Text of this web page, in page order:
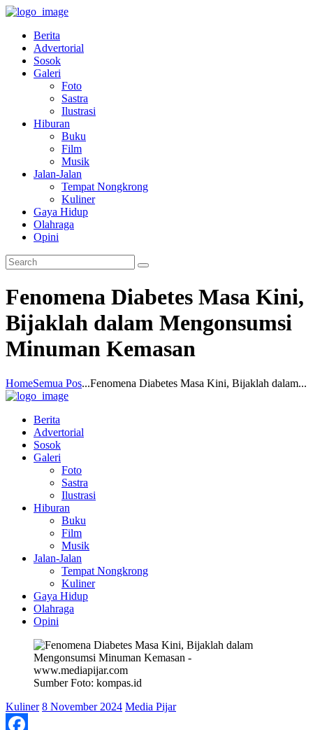
Berita
Advertorial
Sosok
Galeri
Foto
Sastra
Ilustrasi
Hiburan
Buku
Film
Musik
Jalan-Jalan
Tempat Nongkrong
Kuliner
Gaya Hidup
Olahraga
Opini
Fenomena Diabetes Masa Kini,
Bijaklah dalam Mengonsumsi
Minuman Kemasan
HomeSemua Pos...Fenomena Diabetes Masa Kini, Bijaklah dalam...
Berita
Advertorial
Sosok
Galeri
Foto
Sastra
Ilustrasi
Hiburan
Buku
Film
Musik
Jalan-Jalan
Tempat Nongkrong
Kuliner
Gaya Hidup
Olahraga
Opini
Sumber Foto: kompas.id
Kuliner 8 November 2024 Media Pijar